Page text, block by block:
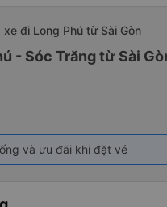
xe đi Long Phú từ Sài Gòn
- Sóc Trăng từ Sài
và ưu đãi khi đặt vé